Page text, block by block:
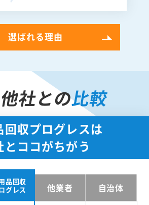
選ばれる理由
他社との比較
回収プログレスは
とココがちがう
品回収
グレス
他業者 自治体